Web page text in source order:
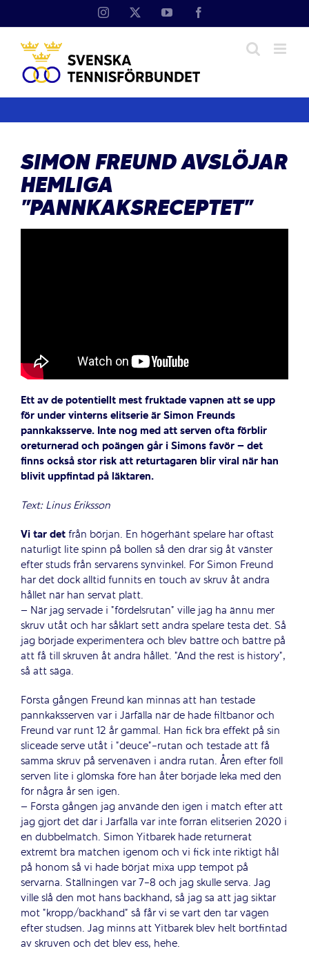
Instagram YouTube
SIMON FREUND AVSLÖJAR
HEMLIGA
”PANNKAKSRECEPTET”
Ett av de potentiellt mest fruktade vapnen att se upp
för under vinterns elitserie är Simon Freunds
pannkaksserve. Inte nog med att serven ofta förblir
oreturnerad och poängen går i Simons favör – det
finns också stor risk att returtagaren blir viral när han
blivit uppfintad på läktaren.
Text: Linus Eriksson
Vi tar detfrån början. En högerhänt spelare har oftast
naturligt lite spinn på bollen så den drar sig åt vänster
efter studs från servarens synvinkel. För Simon Freund
har det dock alltid funnits en touch av skruv åt andra
hållet när han servat platt.
– När jag servade i ”fördelsrutan” ville jag ha ännu mer
skruv utåt och har såklart sett andra spelare testa det. Så
jag började experimentera och blev bättre och bättre på
att få till skruven åt andra hållet. ”And the rest is history”,
så att säga.
Första gången Freund kan minnas att han testade
pannkaksserven var i Järfälla när de hade filtbanor och
Freund var runt 12 år gammal. Han fick bra effekt på sin
sliceade serve utåt i ”deuce”-rutan och testade att få
samma skruv på servenäven i andra rutan. Åren efter föll
serven lite i glömska före han åter började leka med den
för några år sen igen.
– Första gången jag använde den igen i match efter att
jag gjort det där i Järfälla var inte förrän elitserien 2020 i
en dubbelmatch. Simon Yitbarek hade returnerat
extremt bra matchen igenom och vi fick inte riktigt hål
på honom så vi hade börjat mixa upp tempot på
servarna. Ställningen var 7-8 och jag skulle serva. Jag
ville slå den mot hans backhand, så jag sa att jag siktar
mot ”kropp/backhand” så får vi se vart den tar vägen
efter studsen. Jag minns att Yitbarek blev helt bortfintad
av skruven och det blev ess, hehe.